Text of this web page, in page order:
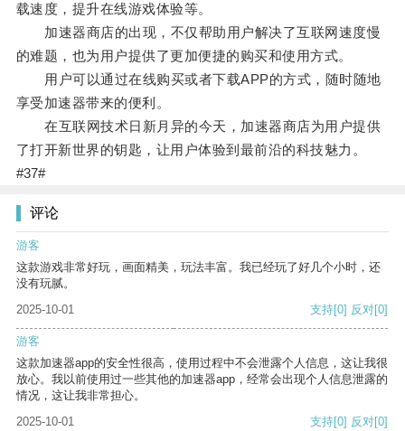
载速度，提升在线游戏体验等。
加速器商店的出现，不仅帮助用户解决了互联网速度慢
的难题，也为用户提供了更加便捷的购买和使用方式。
用户可以通过在线购买或者下载APP的方式，随时随地
享受加速器带来的便利。
在互联网技术日新月异的今天，加速器商店为用户提供
了打开新世界的钥匙，让用户体验到最前沿的科技魅力。
#37#
评论
游客
这款游戏非常好玩，画面精美，玩法丰富。我已经玩了好几个小时，还
没有玩腻。
2025-10-01
支持[0] 反对[0]
游客
这款加速器app的安全性很高，使用过程中不会泄露个人信息，这让我很
放心。我以前使用过一些其他的加速器app，经常会出现个人信息泄露的
情况，这让我非常担心。
2025-10-01
支持[0] 反对[0]